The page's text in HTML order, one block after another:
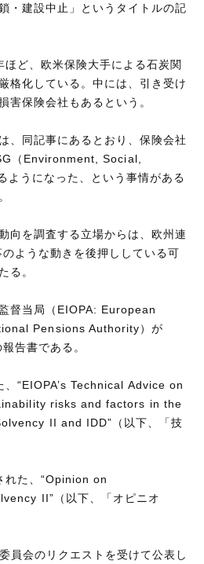
建設中止」というタイトルの記
ど、欧米保険大手による石炭関
格化している。中には、引き受け
害保険会社もあるという。
、同記事にあるとおり、保険会社
（Environment, Social,
うになった、という事情がある
向を調査する立場からは、欧州連
ような動きを後押ししている可
る。
督当局（EIOPA: European
Pensions Authority）が
告書である。
、“EIOPA’s Technical Advice on
risks and factors in the
II and IDD”（以下、「技
れた、“Opinion on
II”（以下、「オピニオ
員会のリクエストを受けて公表し